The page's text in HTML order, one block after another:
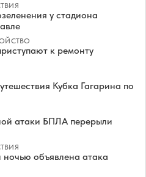
у стадиона
к ремонту
Кубка Гагарина по
атаки БПЛА перерыли
объявлена атака